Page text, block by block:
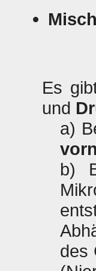
Es
und
a)
vorn
b)
des